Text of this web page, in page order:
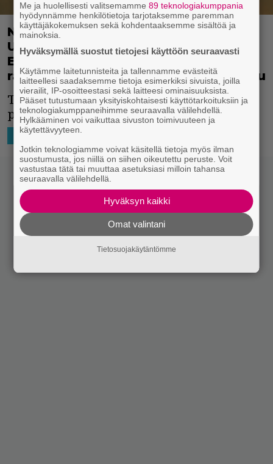
Nyt näyttää poika kyllä isältään!
Uudessa trailerissa Stallone ja Clint
Eastwoodin poika rymistelevät,
räiskivät ja romantiikkaakaan ei puutu
Toimintatrillerissä kahden vakoojan
piilopaikka paljastuu.
HOLLYWOOD 13.12.2024 12:00
Me ja huolellisesti valitsemamme89 teknologiakumppania
hyödynnämme henkilötietoja tarjotaksemme paremman
käyttäjäkokemuksen sekä kohdentaaksemme sisältöä ja
mainoksia.
Hyväksymällä suostut tietojesi käyttöön seuraavasti
Käytämme laitetunnisteita ja tallennamme evästeitä
laitteellesi saadaksemme tietoja esimerkiksi sivuista, joilla
vierailit, IP-osoitteestasi sekä laitteesi ominaisuuksista.
Pääset tutustumaan yksityiskohtaisesti käyttötarkoituksiin ja
teknologiakumppaneihimme seuraavalla välilehdellä.
Hylkääminen voi vaikuttaa sivuston toimivuuteen ja
käytettävyyteen.
Jotkin teknologiamme voivat käsitellä tietoja myös ilman
suostumusta, jos niillä on siihen oikeutettu peruste. Voit
vastustaa tätä tai muuttaa asetuksiasi milloin tahansa
seuraavalla välilehdellä.
Hyväksyn kaikki
Omat valintani
Tietosuojakäytäntömme